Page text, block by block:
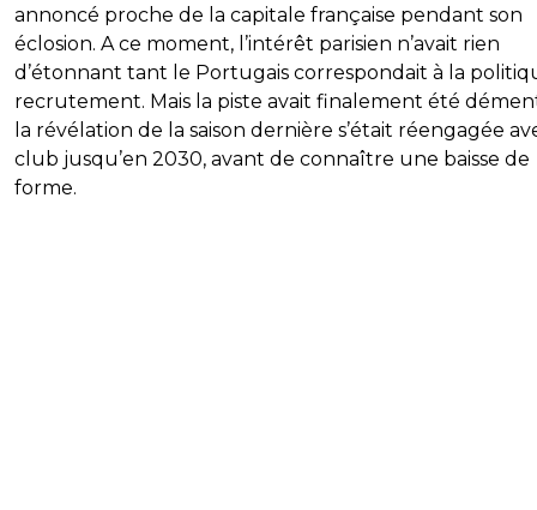
annoncé proche de la capitale française pendant son
éclosion. A ce moment, l’intérêt parisien n’avait rien
d’étonnant tant le Portugais correspondait à la
recrutement. Mais la piste avait finalement été
la révélation de la saison dernière s’était réengagée
club jusqu’en 2030, avant de connaître une baisse de
forme.